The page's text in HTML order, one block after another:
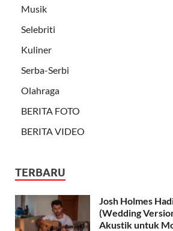
Musik
Selebriti
Kuliner
Serba-Serbi
Olahraga
BERITA FOTO
BERITA VIDEO
TERBARU
Josh Holmes
(Wedding
Akustik untuk